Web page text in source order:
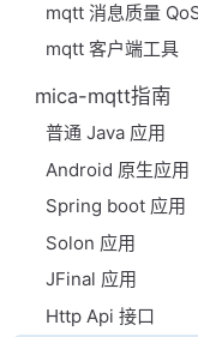
mqtt 消息质量
mqtt 客户端工具
mica-mqtt指南
普通 Java 应用
Android 原生应用
Spring boot 应用
Solon 应用
JFinal 应用
Http Api 接口